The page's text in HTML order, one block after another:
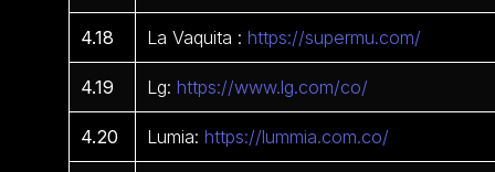
4.18 La Vaquita :https://supermu.com/
4.19 Lg:https://www.lg.com/co/
4.20 Lumia:https://lummia.com.co/